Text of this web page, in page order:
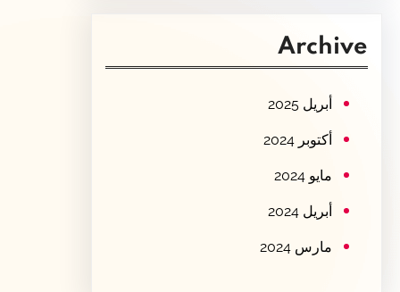
c
Archive
أبريل 2025
أكتوبر 2024
مايو 2024
أبريل 2024
مارس 2024